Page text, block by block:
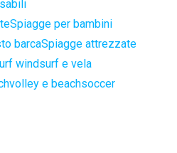
Spiagge per bambini
barcaSpiagge attrezzate
windsurf e vela
e beachsoccer